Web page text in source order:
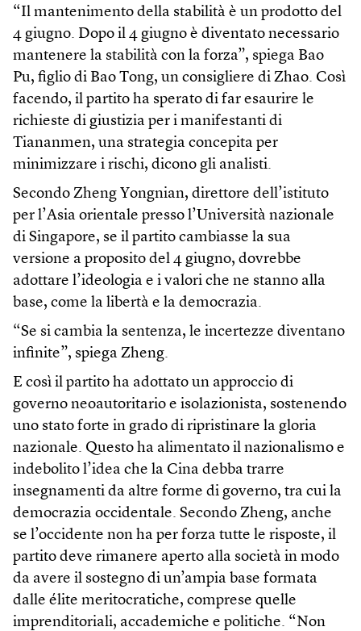
“Il mantenimento della stabilità è un prodotto del
4 giugno. Dopo il 4 giugno è diventato necessario
mantenere la stabilità con la forza”, spiega Bao
Pu, figlio di Bao Tong, un consigliere di Zhao. Così
facendo, il partito ha sperato di far esaurire le
richieste di giustizia per i manifestanti di
Tiananmen, una strategia concepita per
minimizzare i rischi, dicono gli analisti.
Secondo Zheng Yongnian, direttore dell’istituto
per l’Asia orientale presso l’Università nazionale
di Singapore, se il partito cambiasse la sua
versione a proposito del 4 giugno, dovrebbe
adottare l’ideologia e i valori che ne stanno alla
base, come la libertà e la democrazia.
“Se si cambia la sentenza, le incertezze diventano
infinite”, spiega Zheng.
E così il partito ha adottato un approccio di
governo neoautoritario e isolazionista, sostenendo
uno stato forte in grado di ripristinare la gloria
nazionale. Questo ha alimentato il nazionalismo e
indebolito l’idea che la Cina debba trarre
insegnamenti da altre forme di governo, tra cui la
democrazia occidentale. Secondo Zheng, anche
se l’occidente non ha per forza tutte le risposte, il
partito deve rimanere aperto alla società in modo
da avere il sostegno di un’ampia base formata
dalle élite meritocratiche, comprese quelle
imprenditoriali, accademiche e politiche. “Non